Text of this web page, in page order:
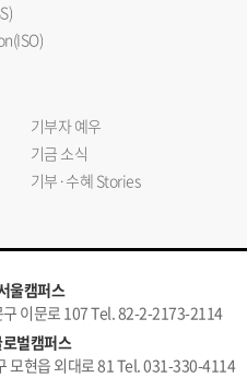
기부자 예우
기금 소식
기부·수혜 Stories
울캠퍼스
이문로 107 Tel. 82-2-2173-2114
벌캠퍼스
모현읍 외대로 81 Tel. 031-330-4114